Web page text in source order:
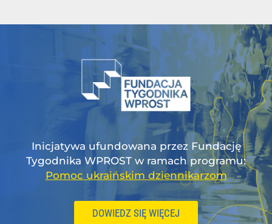
Inicjatywa ufundowana przez Fundację
Tygodnika WPROST w ramach programu:
Pomoc ukraińskim dziennikarzom
DOWIEDZ SIĘ WIĘCEJ